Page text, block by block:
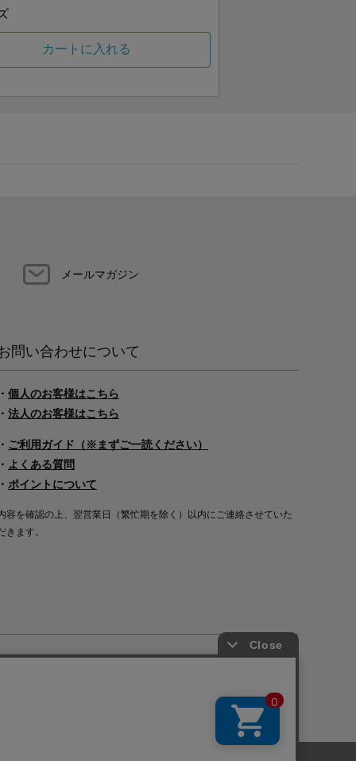
カートに入れる
メールマガジン
問い合わせについて
個人のお客様はこちら
法人のお客様はこちら
ご利用ガイド（※まずご一読ください）
よくある質問
ポイントについて
容を確認の上、翌営業日（繁忙期を除く）以内にご連絡させていた
きます。